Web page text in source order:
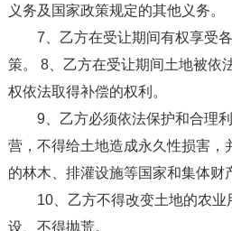
义务及国家政策规定的其他义务。
7、乙方在受让期间有权享受
策。 8、乙方在受让期间土地被依
权依法取得补偿的权利。
9、乙方必须依法保护和合理
营，不得给土地造成永久性损害，
的林木、排灌设施等国家和集体财
10、乙方不得改变土地的农
设、不得抛荒。